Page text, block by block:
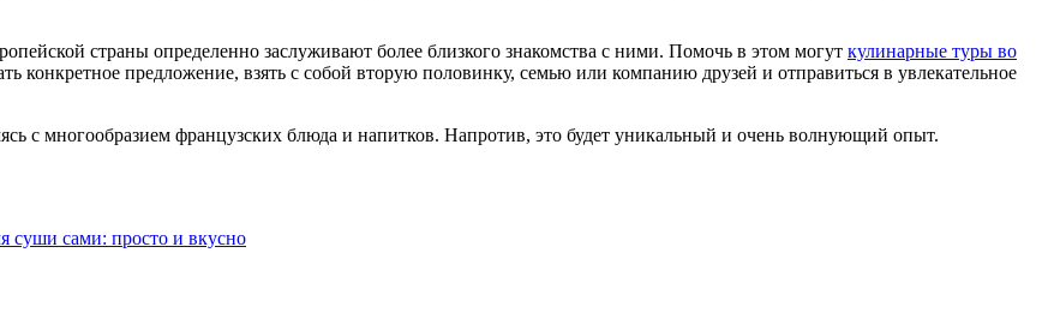
страны определенно заслуживают более близкого знакомства с ними. Помочь в этом могут кулинарные туры во
конкретное предложение, взять с собой вторую половинку, семью или компанию друзей и отправиться в увлекательное
с многообразием французских блюда и напитков. Напротив, это будет уникальный и очень волнующий опыт.
суши сами: просто и вкусно